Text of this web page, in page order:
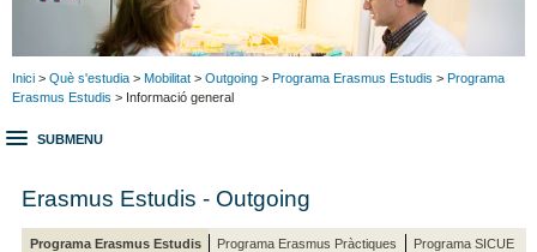
Inici > Què s'estudia > Mobilitat > Outgoing > Programa Erasmus Estudis > Programa
Erasmus Estudis > Informació general
SUBMENU
Erasmus Estudis - Outgoing
Programa Erasmus Estudis Programa Erasmus Pràctiques
Programa SICUE